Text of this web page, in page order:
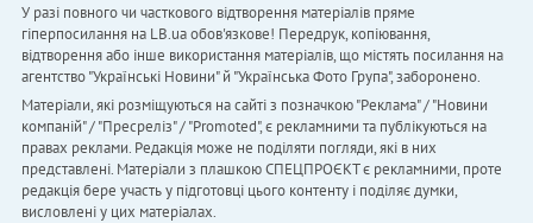
У разі повного чи часткового відтворення матеріалів пряме
гіперпосилання на LB.ua обов'язкове! Передрук, копіювання,
відтворення або інше використання матеріалів, що містять посилання на
агентство "Українськi Новини" й "Українська Фото Група", заборонено.
Матеріали, які розміщуються на сайті з позначкою "Реклама" / "Новини
компаній" / "Пресреліз" / "Promoted", є рекламними та публікуються на
правах реклами. Редакція може не поділяти погляди, які в них
представлені. Матеріали з плашкою СПЕЦПРОЄКТ є рекламними, проте
редакція бере участь у підготовці цього контенту і поділяє думки,
висловлені у цих матеріалах.